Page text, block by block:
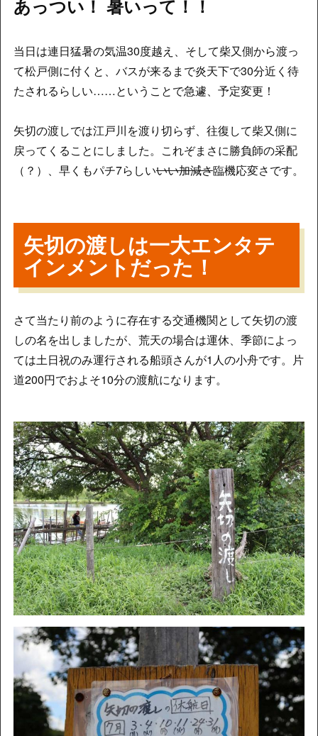
あっつい！ 暑いって！！
当日は連日猛暑の気温30度越え、そして柴又側から渡っ
て松戸側に付くと、バスが来るまで炎天下で30分近く待
たされるらしい……ということで急遽、予定変更！
矢切の渡しでは江戸川を渡り切らず、往復して柴又側に
戻ってくることにしました。これぞまさに勝負師の采配
（？）、早くもパチ7らしいいい加減さ臨機応変さです。
矢切の渡しは一大エンタテ
インメントだった！
さて当たり前のように存在する交通機関として矢切の渡
しの名を出しましたが、荒天の場合は運休、季節によっ
ては土日祝のみ運行される船頭さんが1人の小舟です。片
道200円でおよそ10分の渡航になります。